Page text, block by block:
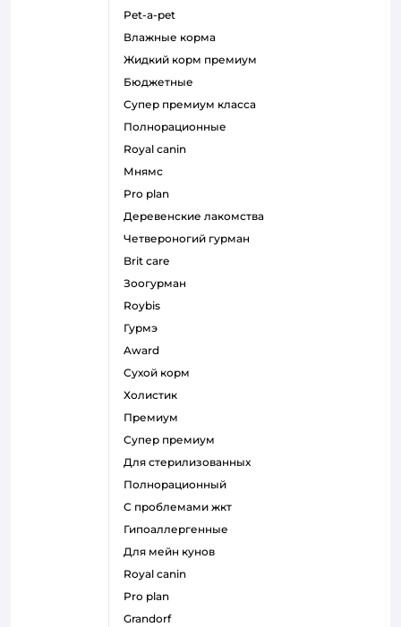
pet-a-pet
влажные корма
жидкий корм премиум
бюджетные
супер премиум класса
полнорационные
royal canin
мнямс
pro plan
деревенские лакомства
четвероногий гурман
brit care
зоогурман
roybis
гурмэ
award
сухой корм
холистик
премиум
супер премиум
для стерилизованных
полнорационный
с проблемами жкт
гипоаллергенные
для мейн кунов
royal canin
pro plan
grandorf